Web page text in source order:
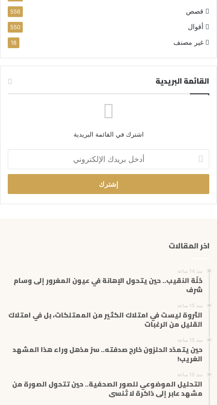
قصص 556
أقوال 550
غير مصنف 18
القائمة البريدية
اشترك في القائمة البريدية
خ
ب
ر
ا
ر
ي
اخر المقالات
منذ 14 ساعة
حُلّة النقيب.. حين يتحول الإهانة في عيون المغرور إلى وسام
شرف
منذ 15 ساعة
الثروة ليست في امتلاك الكثير من الممتلكات، بل في امتلاك
القليل من الرغبات
منذ 15 ساعة
حين يتمدّد الحلزون خارج صدفته.. سرّ مذهل وراء هذا المشهد
الغريب!
منذ 15 ساعة
التحليل الموضوعي للصور الصحفية.. حين تتحول الصورة من
مشهد عابر إلى ذاكرة لا تُنسى